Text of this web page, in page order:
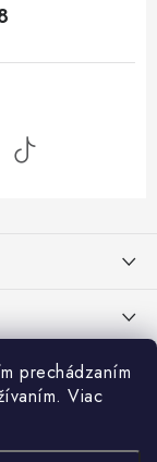
prechádzaním
Viac
filmov, ktoré vás